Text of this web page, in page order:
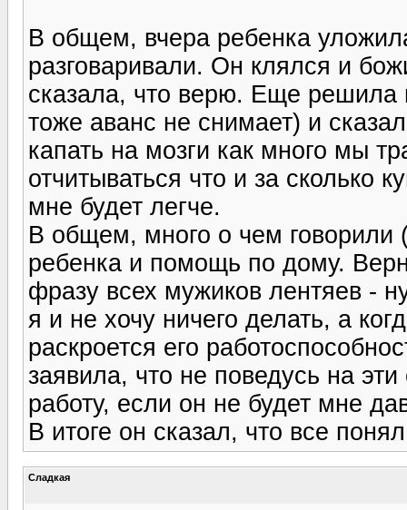
В общем, вчера ребенка
разговаривали. Он клялся и
сказала, что верю. Еще
тоже аванс не снимает) и
капать на мозги как много мы
отчитываться что и за сколько
мне будет легче.
В общем, много о чем говорили
ребенка и помощь по дому.
фразу всех мужиков лентяев -
я и не хочу ничего делать, а
раскроется его
заявила, что не поведусь на
работу, если он не будет мне
В итоге он сказал, что все
Сладкая